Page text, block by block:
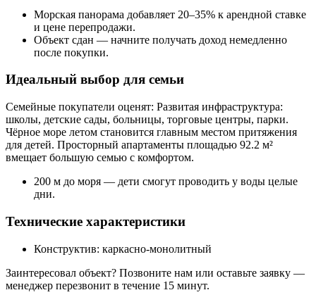
Морская панорама добавляет 20–35% к арендной ставке
и цене перепродажи.
Объект сдан — начните получать доход немедленно
после покупки.
Идеальный выбор для семьи
Семейные покупатели оценят: Развитая инфраструктура:
школы, детские сады, больницы, торговые центры, парки.
Чёрное море летом становится главным местом притяжения
для детей. Просторный апартаменты площадью 92.2 м²
вмещает большую семью с комфортом.
200 м до моря — дети смогут проводить у воды целые
дни.
Технические характеристики
Конструктив: каркасно-монолитный
Заинтересовал объект? Позвоните нам или оставьте заявку —
менеджер перезвонит в течение 15 минут.